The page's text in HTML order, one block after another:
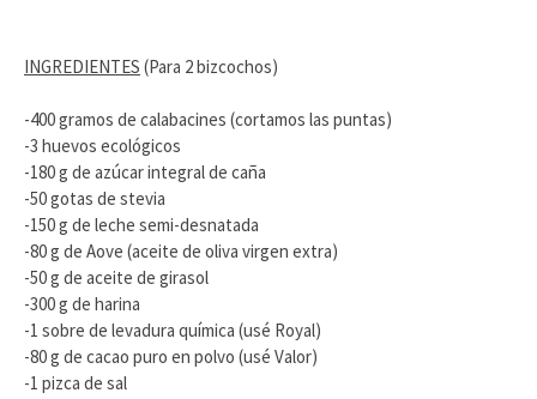
INGREDIENTES (Para 2 bizcochos)
-400 gramos de calabacines (cortamos las puntas)
-3 huevos ecológicos
-180 g de azúcar integral de caña
-50 gotas de stevia
-150 g de leche semi-desnatada
-80 g de Aove (aceite de oliva virgen extra)
-50 g de aceite de girasol
-300 g de harina
-1 sobre de levadura química (usé Royal)
-80 g de cacao puro en polvo (usé Valor)
-1 pizca de sal